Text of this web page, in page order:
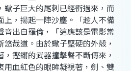
蠍子巨大的尾刺已經衝過來，而
上，揚起一陣沙塵。「趁人不備
音出自羅倫，「這應該是電影常
哉道。由於蠍子堅硬的外殼，
鏗鏘的武器撞擊聲不斷傳來，
用血紅色的眼眸凝視著，劍、雙